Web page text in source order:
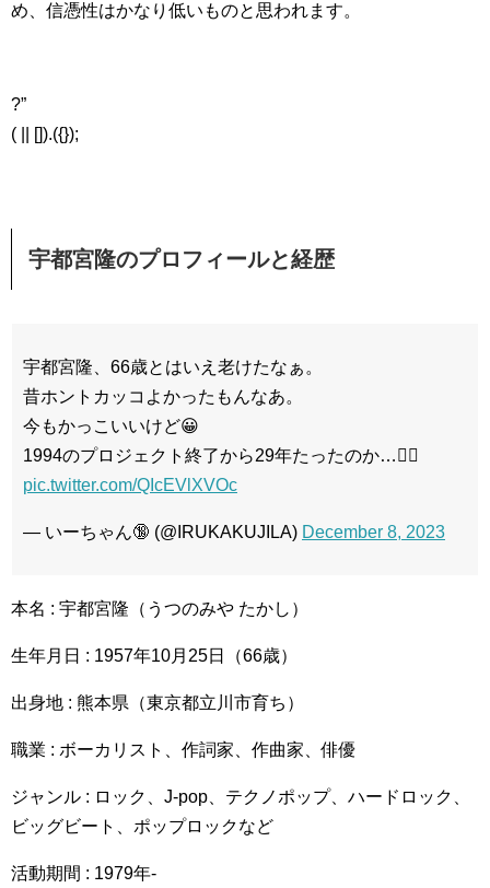
め、信憑性はかなり低いものと思われます。
?”
( || []).({});
宇都宮隆のプロフィールと経歴
宇都宮隆、66歳とはいえ老けたなぁ。
昔ホントカッコよかったもんなあ。
今もかっこいいけど😀
1994のプロジェクト終了から29年たったのか…😵‍💫
pic.twitter.com/QIcEVlXVOc
— いーちゃん🔞 (@IRUKAKUJILA) December 8, 2023
本名 : 宇都宮隆（うつのみや たかし）
生年月日 : 1957年10月25日（66歳）
出身地 : 熊本県（東京都立川市育ち）
職業 : ボーカリスト、作詞家、作曲家、俳優
ジャンル : ロック、J-pop、テクノポップ、ハードロック、
ビッグビート、ポップロックなど
活動期間 : 1979年-